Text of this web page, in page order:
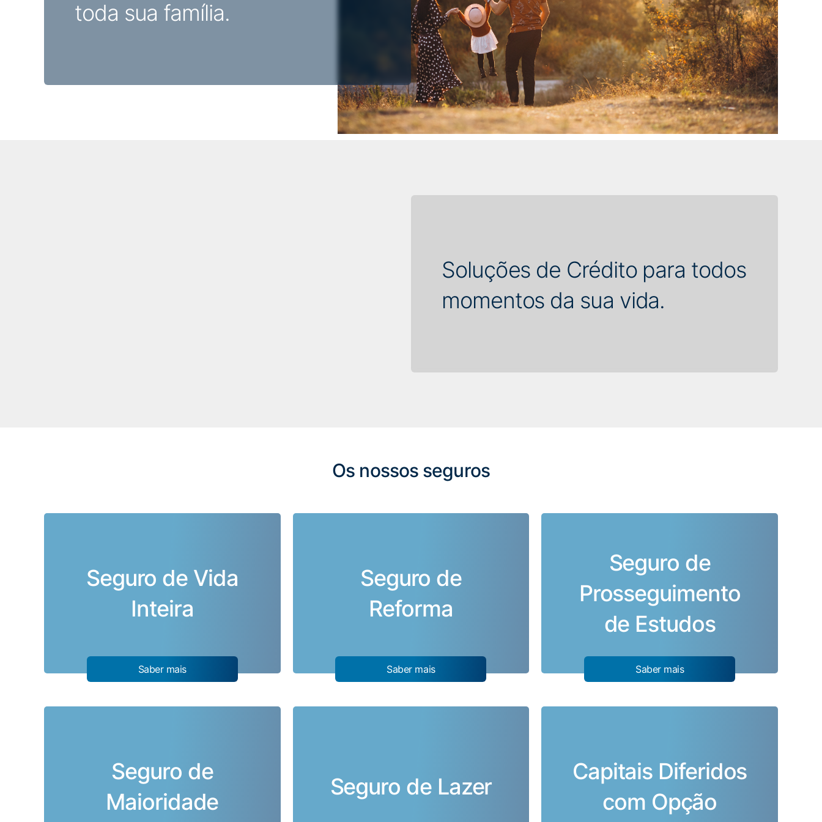
toda sua família.
Soluções de Crédito para todos
momentos da sua vida.
Os nossos seguros
Seguro de Vida
Inteira
Saber mais
Seguro de
Reforma
Saber mais
Seguro de
Prosseguimento
de Estudos
Saber mais
Seguro de
Maioridade
Seguro de Lazer
Capitais Diferidos
com Opção